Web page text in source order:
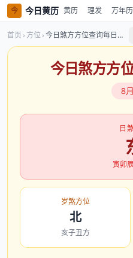
今 今日黄历 黄历 理发 万年历
首页 › 方位› 今日煞方方位查询每日更新
今日煞方方
8
日
寅卯
岁煞方位
北
亥子丑方